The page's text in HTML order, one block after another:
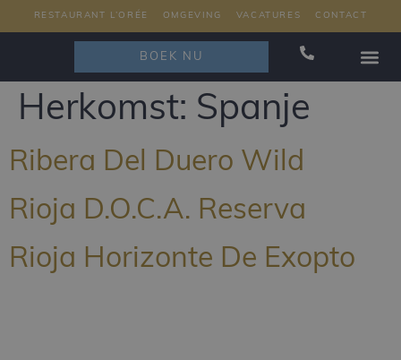
RESTAURANT L’ORÉE OMGEVING VACATURES CONTACT
BOEK NU
Herkomst: Spanje
Ribera Del Duero Wild
Rioja D.O.C.A. Reserva
Rioja Horizonte De Exopto